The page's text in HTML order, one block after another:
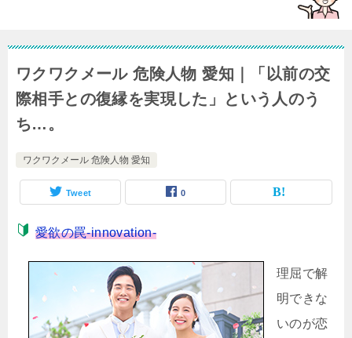
ワクワクメール 危険人物 愛知｜「以前の交
際相手との復縁を実現した」という人のう
ち…。
ワクワクメール 危険人物 愛知
Tweet 0
愛欲の罠-innovation-
理屈で解
明できな
いのが恋